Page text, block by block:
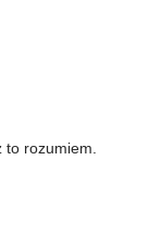
rozumiem.